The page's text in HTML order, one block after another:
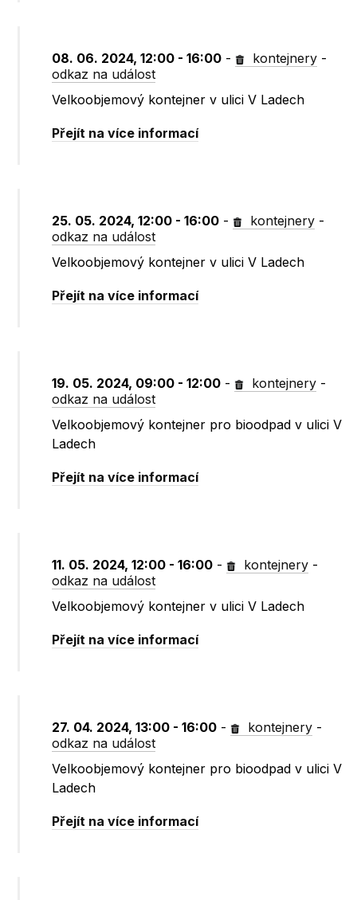
08. 06. 2024, 12:00 - 16:00 - kontejnery -
odkaz na událost
Velkoobjemový kontejner v ulici V Ladech
Přejít na více informací
25. 05. 2024, 12:00 - 16:00 - kontejnery -
odkaz na událost
Velkoobjemový kontejner v ulici V Ladech
Přejít na více informací
19. 05. 2024, 09:00 - 12:00 - kontejnery -
odkaz na událost
Velkoobjemový kontejner pro bioodpad v ulici V
Ladech
Přejít na více informací
11. 05. 2024, 12:00 - 16:00 - kontejnery -
odkaz na událost
Velkoobjemový kontejner v ulici V Ladech
Přejít na více informací
27. 04. 2024, 13:00 - 16:00 - kontejnery -
odkaz na událost
Velkoobjemový kontejner pro bioodpad v ulici V
Ladech
Přejít na více informací